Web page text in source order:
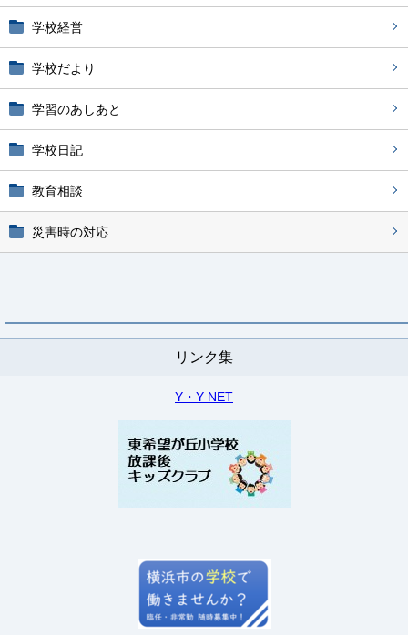
学校経営
学校だより
学習のあしあと
学校日記
教育相談
災害時の対応
リンク集
Y・Y NET